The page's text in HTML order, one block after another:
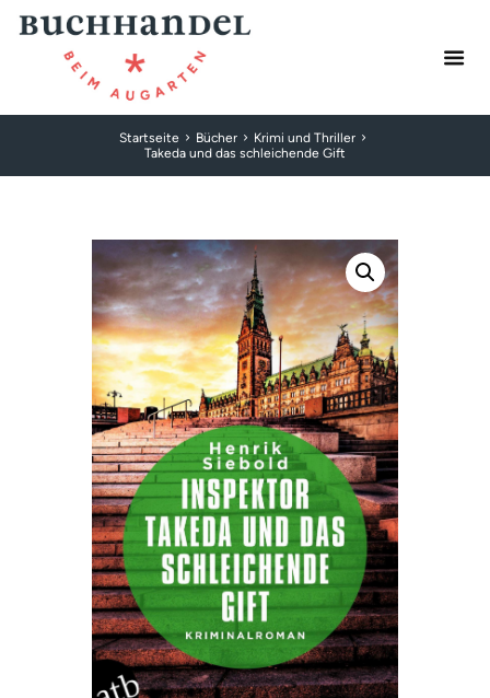
Startseite Bücher
Krimi und Thriller
Takeda und das schleichende Gift